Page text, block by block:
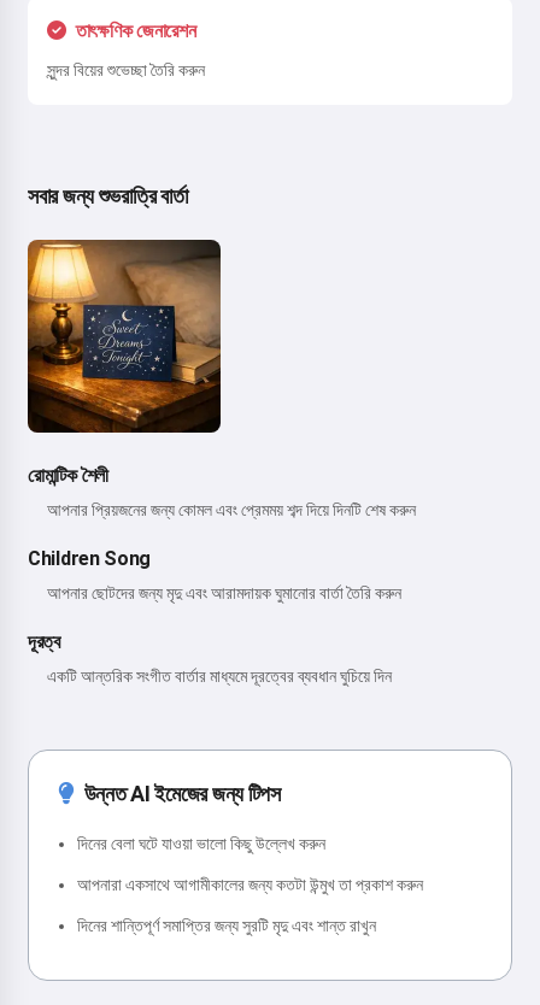
তাৎক্ষণিক জেনারেশন
সুন্দর বিয়ের শুভেচ্ছা তৈরি করুন
সবার জন্য শুভরাত্রি বার্তা
রোমান্টিক শৈলী
আপনার প্রিয়জনের জন্য কোমল এবং প্রেমময় শব্দ দিয়ে দিনটি শেষ করুন
Children Song
আপনার ছোটদের জন্য মৃদু এবং আরামদায়ক ঘুমানোর বার্তা তৈরি করুন
দূরত্ব
একটি আন্তরিক সংগীত বার্তার মাধ্যমে দূরত্বের ব্যবধান ঘুচিয়ে দিন
উন্নত AI ইমেজের জন্য টিপস
দিনের বেলা ঘটে যাওয়া ভালো কিছু উল্লেখ করুন
আপনারা একসাথে আগামীকালের জন্য কতটা উন্মুখ তা প্রকাশ করুন
দিনের শান্তিপূর্ণ সমাপ্তির জন্য সুরটি মৃদু এবং শান্ত রাখুন